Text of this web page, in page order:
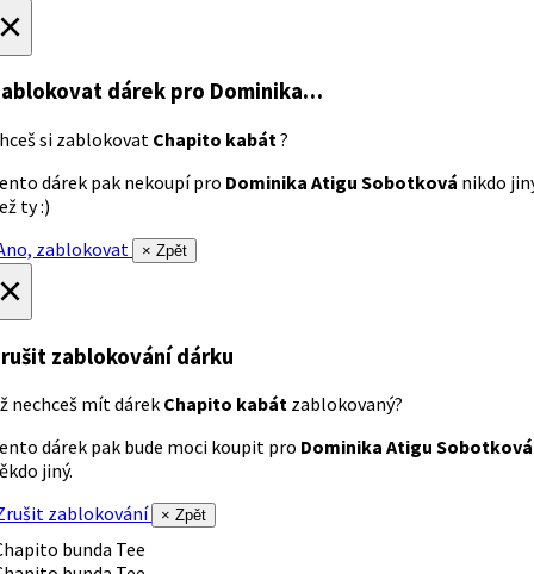
dárek pro Dominika…
si zablokovat Chapito kabát ?
dárek pak nekoupí pro Dominika Atigu Sobotková nikdo
ty :)
zablokovat
× Zpět
zablokování dárku
nechceš mít dárek Chapito kabát zablokovaný?
dárek pak bude moci koupit pro Dominika Atigu Sobotková
jiný.
zablokování
× Zpět